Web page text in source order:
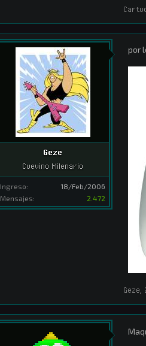
Geze
Cuevino Milenario
Ingreso:
18/Feb/2006
Mensajes:
2.472
por
Geze